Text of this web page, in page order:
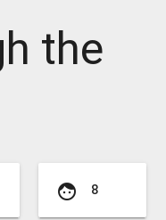
the
face 8